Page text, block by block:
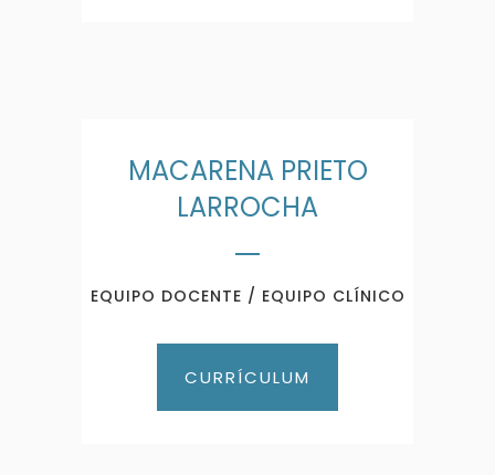
MACARENA PRIETO
LARROCHA
EQUIPO DOCENTE / EQUIPO CLÍNICO
CURRÍCULUM